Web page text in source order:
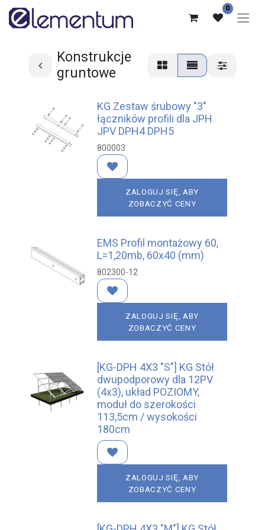
0
Konstrukcje
gruntowe
KG Zestaw śrubowy "3"
łączników profili dla JPH
JPV DPH4 DPH5
800003
ZALOGUJ SIĘ, ABY
ZOBACZYĆ CENY
EMS Profil montażowy 60,
L=1,20mb, 60x40 (mm)
802300-12
ZALOGUJ SIĘ, ABY
ZOBACZYĆ CENY
[KG-DPH 4X3 "S"] KG Stół
dwupodporowy dla 12PV
(4x3), układ POZIOMY,
moduł do szerokości
113,5cm / wysokości
180cm
ZALOGUJ SIĘ, ABY
ZOBACZYĆ CENY